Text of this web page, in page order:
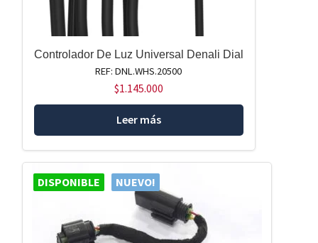
Controlador De Luz Universal Denali Dial
REF: DNL.WHS.20500
$1.145.000
Leer más
DISPONIBLE NUEVO!